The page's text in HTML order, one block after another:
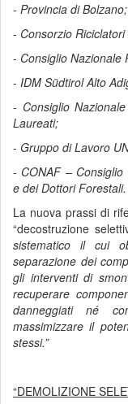
- Provincia di Bolzano;
- Consorzio
- Consiglio Nazionale
- IDM Südtirol Alto
- Consiglio
Laureati;
- Gruppo di Lavoro
- CONAF –
e dei Dottori Forestali.
La nuova prassi di
“decostruzione
sistematico il cui
separazione dei
gli interventi di
recuperare
danneggiati né
massimizzare il
stessi.”
“DEMOLIZIONE